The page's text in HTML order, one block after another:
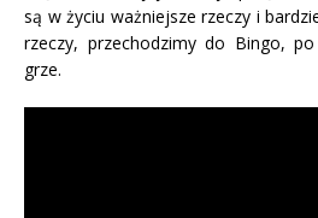
są w życiu ważniejsze rzeczy i
rzeczy, przechodzimy do Bingo,
grze.